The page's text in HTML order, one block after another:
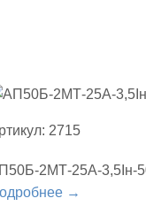
2715
2МТ-25А-3,5Iн-
→